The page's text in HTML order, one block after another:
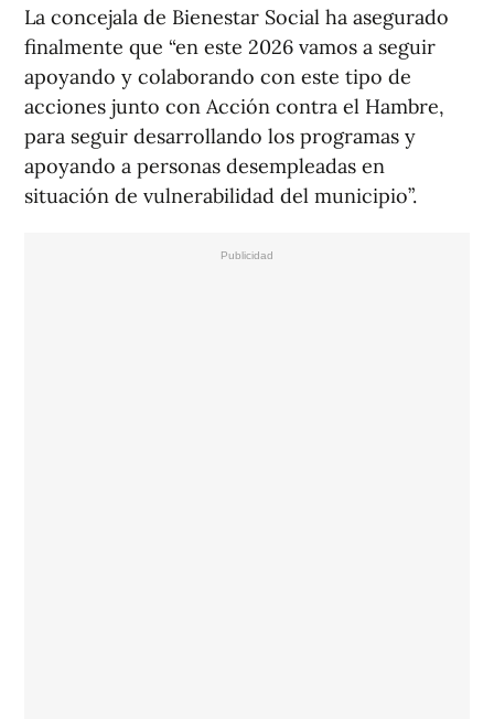
La concejala de Bienestar Social ha asegurado
finalmente que “en este 2026 vamos a seguir
apoyando y colaborando con este tipo de
acciones junto con Acción contra el Hambre,
para seguir desarrollando los programas y
apoyando a personas desempleadas en
situación de vulnerabilidad del municipio”.